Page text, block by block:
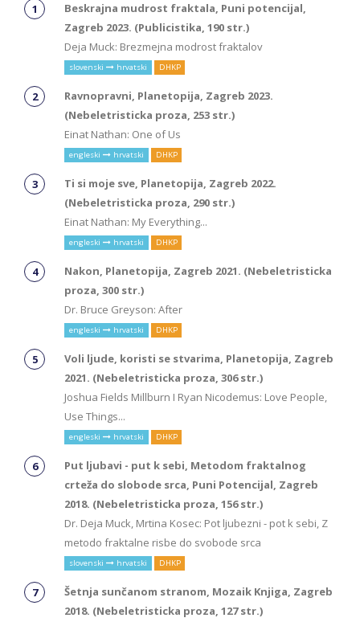
Beskrajna mudrost fraktala, Puni potencijal,
Zagreb 2023. (Publicistika, 190 str.)
Deja Muck: Brezmejna modrost fraktalov
slovenski hrvatski DHKP
Ravnopravni, Planetopija, Zagreb 2023.
(Nebeletristicka proza, 253 str.)
Einat Nathan: One of Us
engleski hrvatski DHKP
Ti si moje sve, Planetopija, Zagreb 2022.
(Nebeletristicka proza, 290 str.)
Einat Nathan: My Everything...
engleski hrvatski DHKP
Nakon, Planetopija, Zagreb 2021. (Nebeletristicka
proza, 300 str.)
Dr. Bruce Greyson: After
engleski hrvatski DHKP
Voli ljude, koristi se stvarima, Planetopija, Zagreb
2021. (Nebeletristicka proza, 306 str.)
Joshua Fields Millburn I Ryan Nicodemus: Love People,
Use Things...
engleski hrvatski DHKP
Put ljubavi - put k sebi, Metodom fraktalnog
crteža do slobode srca, Puni Potencijal, Zagreb
2018. (Nebeletristicka proza, 156 str.)
Dr. Deja Muck, Mrtina Kosec: Pot ljubezni - pot k sebi, Z
metodo fraktalne risbe do svobode srca
slovenski hrvatski DHKP
Šetnja sunčanom stranom, Mozaik Knjiga, Zagreb
2018. (Nebeletristicka proza, 127 str.)